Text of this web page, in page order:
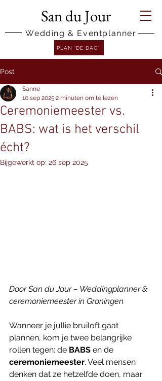
San du Jour
Wedding & Eventplanner
PLAN 'DE DAG'
Post
Ceremoniemeester vs.
BABS: wat is het verschil
écht?
Sanne
10 sep 2025 2 minuten om te lezen
Bijgewerkt op: 26 sep 2025
Door San du Jour – Weddingplanner &
ceremoniemeester in Groningen
Wanneer je jullie bruiloft gaat
plannen, kom je twee belangrijke
rollen tegen: de BABS en de
ceremoniemeester. Veel mensen
denken dat ze hetzelfde doen, maar